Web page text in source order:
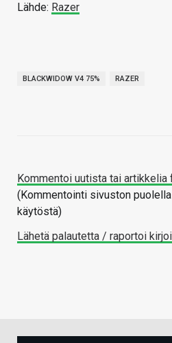
Lähde: Razer
BLACKWIDOW V4 75% RAZER
Kommentoi uutista tai artikkelia
(Kommentointi sivuston
käytöstä)
Lähetä palautetta / raportoi